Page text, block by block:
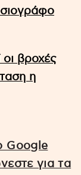
οι βροχές
η
Google
για τα